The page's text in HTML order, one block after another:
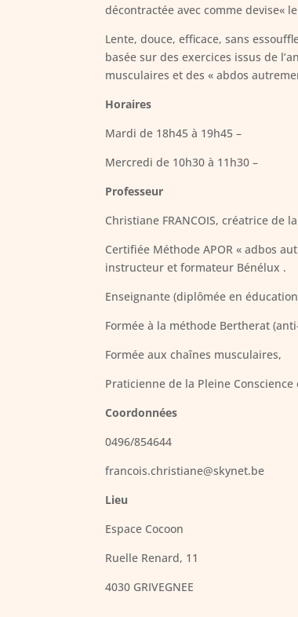
décontractée avec comme devise«
Lente, douce, efficace, sans
basée sur des exercices issus de
musculaires et des « abdos
Horaires
Mardi de 18h45 à 19h45 –
Mercredi de 10h30 à 11h30 –
Professeur
Christiane FRANCOIS, créatrice de
Certifiée Méthode APOR « adbos
instructeur et formateur Bénélux .
Enseignante (diplômée en
Formée à la méthode Bertherat
Formée aux chaînes musculaires,
Praticienne de la Pleine
Coordonnées
0496/854644
francois.christiane@skynet.be
Lieu
Espace Cocoon
Ruelle Renard, 11
4030 GRIVEGNEE